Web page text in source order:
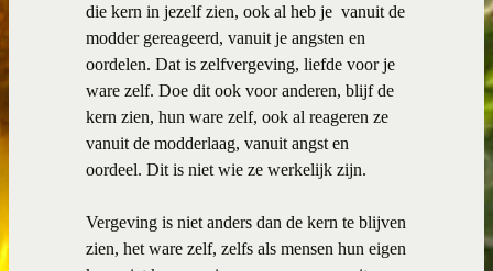
die kern in jezelf zien, ook al heb je vanuit de
modder gereageerd, vanuit je angsten en
oordelen. Dat is zelfvergeving, liefde voor je
ware zelf. Doe dit ook voor anderen, blijf de
kern zien, hun ware zelf, ook al reageren ze
vanuit de modderlaag, vanuit angst en
oordeel. Dit is niet wie ze werkelijk zijn.
Vergeving is niet anders dan de kern te blijven
zien, het ware zelf, zelfs als mensen hun eigen